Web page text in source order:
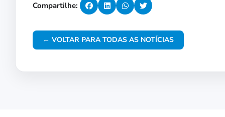
Compartilhe:
← VOLTAR PARA TODAS AS NOTÍCIAS